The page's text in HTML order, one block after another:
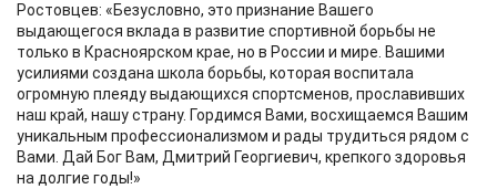
Ростовцев: «Безусловно, это признание Вашего
выдающегося вклада в развитие спортивной борьбы не
только в Красноярском крае, но в России и мире. Вашими
усилиями создана школа борьбы, которая воспитала
огромную плеяду выдающихся спортсменов, прославивших
наш край, нашу страну. Гордимся Вами, восхищаемся Вашим
уникальным профессионализмом и рады трудиться рядом с
Вами. Дай Бог Вам, Дмитрий Георгиевич, крепкого здоровья
на долгие годы!»